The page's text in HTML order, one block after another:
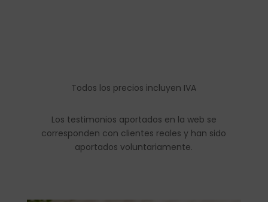
Todos los precios incluyen IVA
Los testimonios aportados en la web se
corresponden con clientes reales y han sido
aportados voluntariamente.